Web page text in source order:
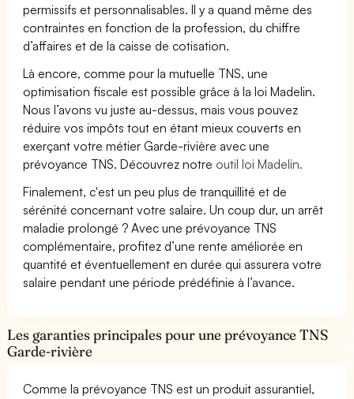
permissifs et personnalisables. Il y a quand même des
contraintes en fonction de la profession, du chiffre
d’affaires et de la caisse de cotisation.
Là encore, comme pour la mutuelle TNS, une
optimisation fiscale est possible grâce à la loi Madelin.
Nous l’avons vu juste au-dessus, mais vous pouvez
réduire vos impôts tout en étant mieux couverts en
exerçant votre métier Garde-rivière avec une
prévoyance TNS. Découvrez notre outil loi Madelin.
Finalement, c'est un peu plus de tranquillité et de
sérénité concernant votre salaire. Un coup dur, un arrêt
maladie prolongé ? Avec une prévoyance TNS
complémentaire, profitez d’une rente améliorée en
quantité et éventuellement en durée qui assurera votre
salaire pendant une période prédéfinie à l’avance.
Les garanties principales pour une prévoyance TNS
Garde-rivière
Comme la prévoyance TNS est un produit assurantiel,